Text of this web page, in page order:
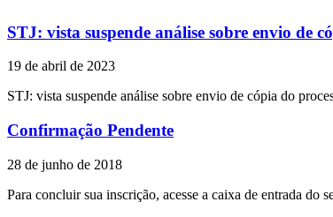
STJ: vista suspende análise sobre envio de
19 de abril de 2023
STJ: vista suspende análise sobre envio de cópia do
Confirmação Pendente
28 de junho de 2018
Para concluir sua inscrição, acesse a caixa de entrada do